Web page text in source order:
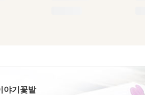
야기꽃밭